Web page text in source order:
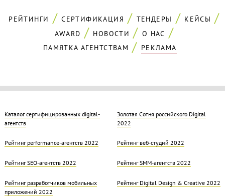
РЕЙТИНГИ СЕРТИФИКАЦИЯ ТЕНДЕРЫ
КЕЙСЫ
AWARD
НОВОСТИ
О НАС
ПАМЯТКА АГЕНТСТВАМ
РЕКЛАМА
Каталог сертифицированных digital-
агентств
Золотая Cотня российского Digital
2022
Рейтинг performance-агентств 2022 Рейтинг веб-студий 2022
Рейтинг SEO-агентств 2022 Рейтинг SMM-агентств 2022
Рейтинг разработчиков мобильных
приложений 2022
Рейтинг Digital Design & Creative 2022